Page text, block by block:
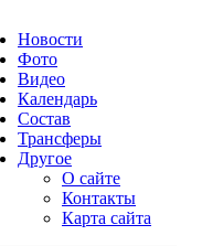
Новости
Фото
Видео
Календарь
Состав
Трансферы
Другое
О сайте
Контакты
Карта сайта